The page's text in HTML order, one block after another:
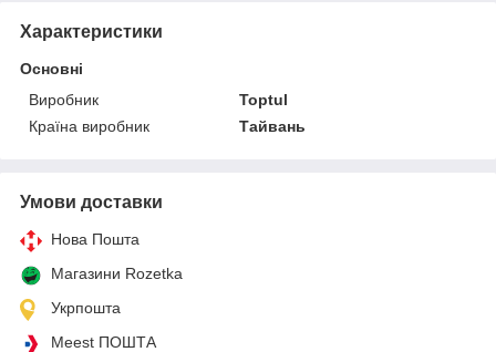
Характеристики
Основні
Виробник
Toptul
Країна виробник
Тайвань
Умови доставки
Нова Пошта
Магазини Rozetka
Укрпошта
Meest ПОШТА